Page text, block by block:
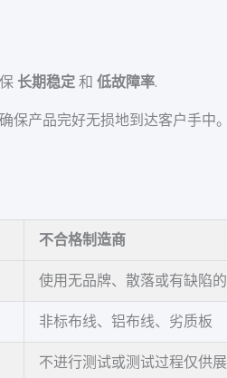
长期稳定和 低故障率.
保产品完好无损地到达客户手中。
不合格制造商
使用无品牌、散落或有缺陷
非标布线、铝布线、劣质板
不进行测试或测试过程仅供